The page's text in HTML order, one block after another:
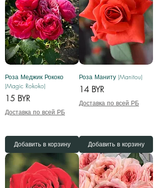
Роза Меджик Рококо
(Magic Rokoko)
Цена
15 BYR
Доставка по всей РБ
Добавить в корзину
Роза Маниту (Manitou)
Цена
14 BYR
Доставка по всей РБ
Добавить в корзину